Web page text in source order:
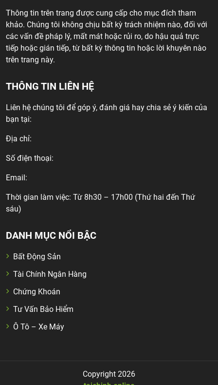
Thông tin trên trang được cung cấp cho mục đích tham
khảo. Chúng tôi không chịu bất kỳ trách nhiệm nào, đối với
các vấn đề pháp lý, mất mát hoặc rủi ro, do hậu quả trực
tiếp hoặc gián tiếp, từ bất kỳ thông tin hoặc lời khuyên nào
trên trang này.
THÔNG TIN LIÊN HỆ
Liên hệ chúng tôi để góp ý, đánh giá hay chia sẻ ý kiến của
bạn tại:
Địa chỉ:
Số điện thoại:
Email:
Thời gian làm việc: Từ 8h30 – 17h00 (Thứ hai đến Thứ
sáu)
DANH MỤC NỔI BẬC
Bất Động Sản
Tài Chính Ngân Hàng
Chứng Khoán
Tư Vấn Bảo Hiểm
Ô Tô – Xe Máy
Copyright 2026